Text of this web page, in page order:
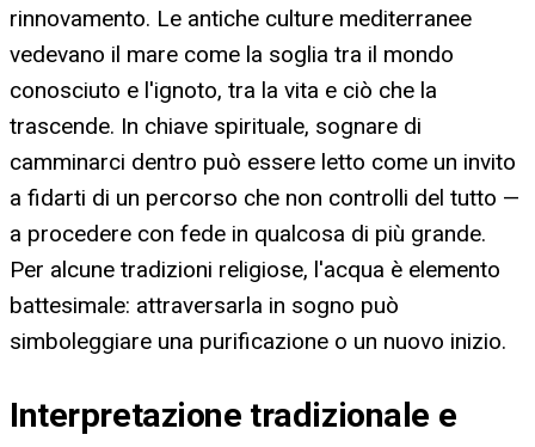
rinnovamento. Le antiche culture mediterranee
vedevano il mare come la soglia tra il mondo
conosciuto e l'ignoto, tra la vita e ciò che la
trascende. In chiave spirituale, sognare di
camminarci dentro può essere letto come un invito
a fidarti di un percorso che non controlli del tutto —
a procedere con fede in qualcosa di più grande.
Per alcune tradizioni religiose, l'acqua è elemento
battesimale: attraversarla in sogno può
simboleggiare una purificazione o un nuovo inizio.
Interpretazione tradizionale e